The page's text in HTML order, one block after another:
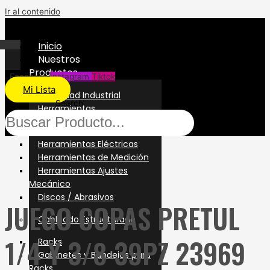
Ir al contenido
Inicio
Nuestros
Productos
Seguridad Industrial
Herramientas
Herramientas Manuales
Herramientas Eléctricas
Herramientas de Medición
Herramientas Ajustes
Mecánico
Discos / Abrasivos
Cableado Estructurado
Racks
Gabinetes y Bandejas para
Facebook Instagram Tiktok
Mi Lista
Search
JUEGO COPAS PRETUL
1/4 Y 3/8 39PZ 23969